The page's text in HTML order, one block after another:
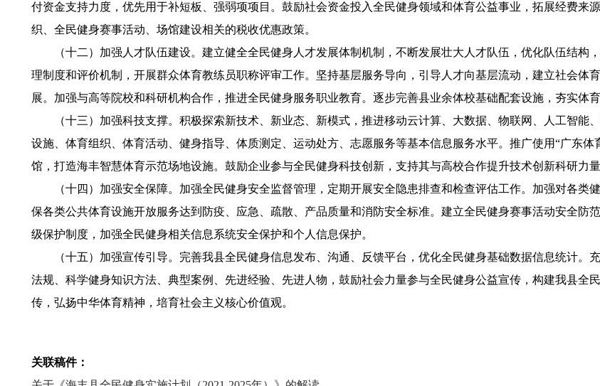
付资金支持力度，优先用于补短板、强弱项项目。鼓励社会资金投入全民健身领域和体育公益事业，拓展经费来
织、全民健身赛事活动、场馆建设相关的税收优惠政策。
（十二）加强人才队伍建设。建立健全全民健身人才发展体制机制，不断发展壮大人才队伍，优化队伍结构
理制度和评价机制，开展群众体育教练员职称评审工作。坚持基层服务导向，引导人才向基层流动，建立社会体
展。加强与高等院校和科研机构合作，推进全民健身服务职业教育。逐步完善县业余体校基础配套设施，夯实体育
（十三）加强科技支撑。积极探索新技术、新业态、新模式，推进移动云计算、大数据、物联网、人工智能
设施、体育组织、体育活动、健身指导、体质测定、运动处方、志愿服务等基本信息服务水平。推广使用“广东
馆，打造海丰智慧体育示范场地设施。鼓励企业参与全民健身科技创新，支持其与高校合作提升技术创新科研力量
（十四）加强安全保障。加强全民健身安全监督管理，定期开展安全隐患排查和检查评估工作。加强对各类
保各类公共体育设施开放服务达到防疫、应急、疏散、产品质量和消防安全标准。建立全民健身赛事活动安全防
级保护制度，加强全民健身相关信息系统安全保护和个人信息保护。
（十五）加强宣传引导。完善我县全民健身信息发布、沟通、反馈平台，优化全民健身基础数据信息统计。
法规、科学健身知识方法、典型案例、先进经验、先进人物，鼓励社会力量参与全民健身公益宣传，构建我县全
传，弘扬中华体育精神，培育社会主义核心价值观。
关联稿件：